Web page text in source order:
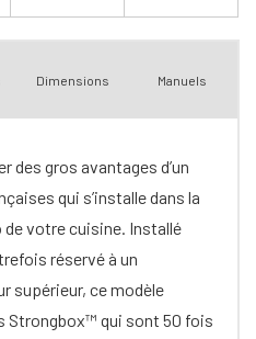
Dimensions Manuels
des gros avantages d’un
qui s’installe dans la
votre cuisine. Installé
réservé à un
supérieur, ce modèle
Strongbox™ qui sont 50 fois